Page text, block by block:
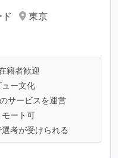
東京
籍者歓迎
ー文化
サービスを運営
ート可
考が受けられる